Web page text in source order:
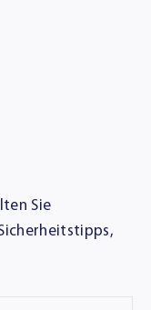
Sie